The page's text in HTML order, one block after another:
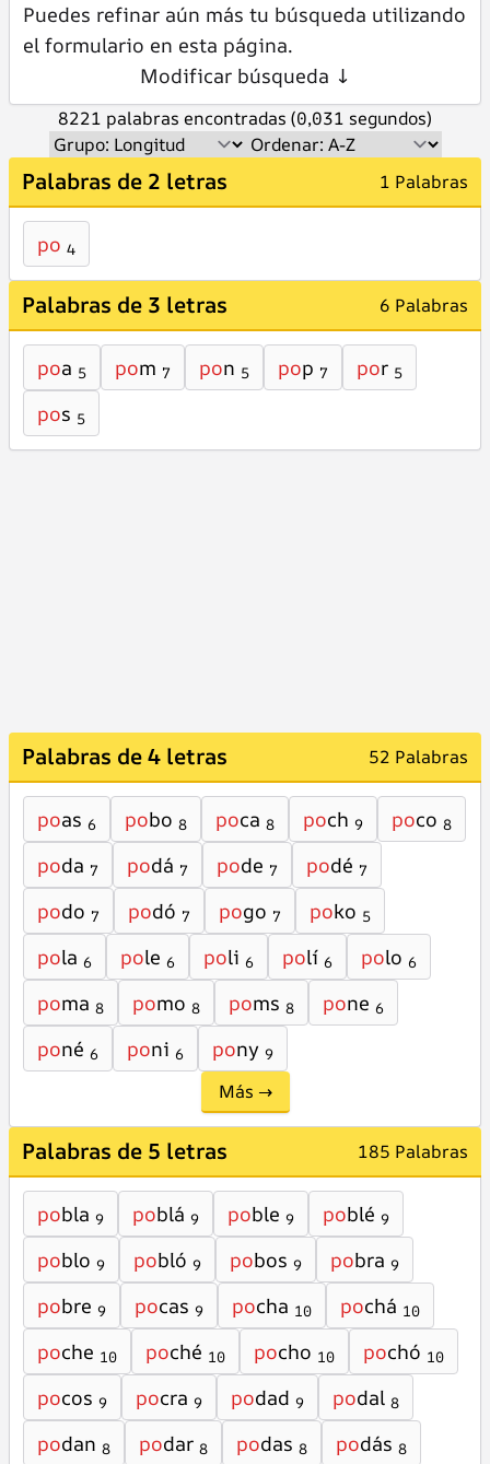
Puedes refinar aún más tu búsqueda utilizando
el formulario en esta página.
Modificar búsqueda ↓
8221 palabras encontradas (0,031 segundos)
Palabras de 2 letras 1 Palabras
po 4
Palabras de 3 letras 6 Palabras
poa 5 pom 7 pon 5 pop 7 por 5
pos 5
Palabras de 4 letras 52 Palabras
poas 6 pobo 8 poca 8 poch 9 poco 8
poda 7 podá 7 pode 7 podé 7
podo 7 podó 7 pogo 7 poko 5
pola 6 pole 6 poli 6 polí 6 polo 6
poma 8 pomo 8 poms 8 pone 6
poné 6 poni 6 pony 9
Más →
Palabras de 5 letras 185 Palabras
pobla 9 poblá 9 poble 9 poblé 9
poblo 9 pobló 9 pobos 9 pobra 9
pobre 9 pocas 9 pocha 10 pochá 10
poche 10 poché 10 pocho 10 pochó 10
pocos 9 pocra 9 podad 9 podal 8
podan 8 podar 8 podas 8 podás 8